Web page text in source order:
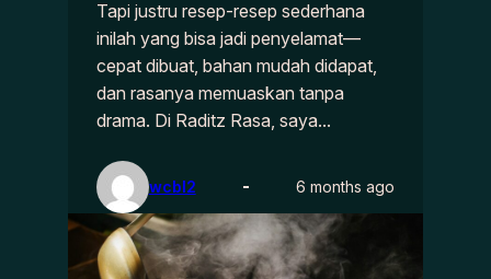
Tapi justru resep-resep sederhana
inilah yang bisa jadi penyelamat—
cepat dibuat, bahan mudah didapat,
dan rasanya memuaskan tanpa
drama. Di Raditz Rasa, saya…
wcbl2 6 months ago